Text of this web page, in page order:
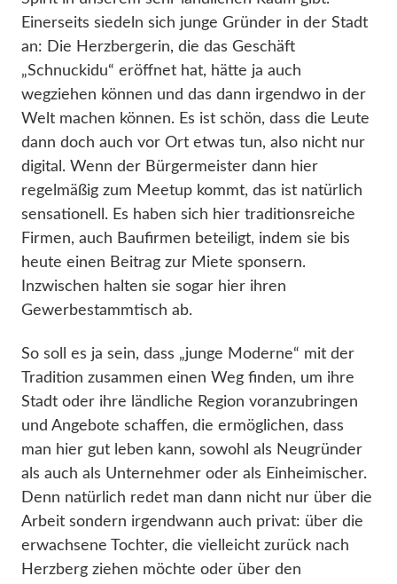
Einerseits siedeln sich junge Gründer in der Stadt
an: Die Herzbergerin, die das Geschäft
„Schnuckidu“ eröffnet hat, hätte ja auch
wegziehen können und das dann irgendwo in der
Welt machen können. Es ist schön, dass die Leute
dann doch auch vor Ort etwas tun, also nicht nur
digital. Wenn der Bürgermeister dann hier
regelmäßig zum Meetup kommt, das ist natürlich
sensationell. Es haben sich hier traditionsreiche
Firmen, auch Baufirmen beteiligt, indem sie bis
heute einen Beitrag zur Miete sponsern.
Inzwischen halten sie sogar hier ihren
Gewerbestammtisch ab.
So soll es ja sein, dass „junge Moderne“ mit der
Tradition zusammen einen Weg finden, um ihre
Stadt oder ihre ländliche Region voranzubringen
und Angebote schaffen, die ermöglichen, dass
man hier gut leben kann, sowohl als Neugründer
als auch als Unternehmer oder als Einheimischer.
Denn natürlich redet man dann nicht nur über die
Arbeit sondern irgendwann auch privat: über die
erwachsene Tochter, die vielleicht zurück nach
Herzberg ziehen möchte oder über den